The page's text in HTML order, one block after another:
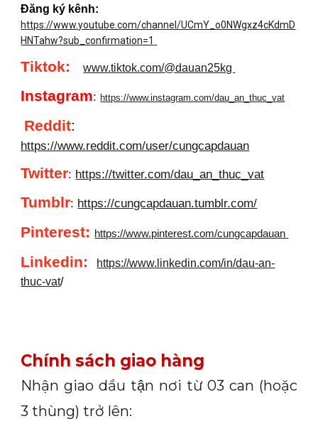
Đăng ký kênh:
https://www.youtube.com/channel/UCmY_o0NWgxz4cKdmD
HNTahw?sub_confirmation=1
Tiktok:www.tiktok.com/@dauan25kg
Instagram: https://www.instagram.com/dau_an_thuc_vat
Reddit:
https://www.reddit.com/user/cungcapdauan
Twitter: https://twitter.com/dau_an_thuc_vat
Tumblr: https://cungcapdauan.tumblr.com/
Pinterest: https://www.pinterest.com/cungcapdauan
Linkedin:
https://www.linkedin.com/in/dau-an-
thuc-vat/
Chính sách giao hàng
Nhận giao dầu tận nơi từ 03 can (hoặc
3 thùng) trở lên: